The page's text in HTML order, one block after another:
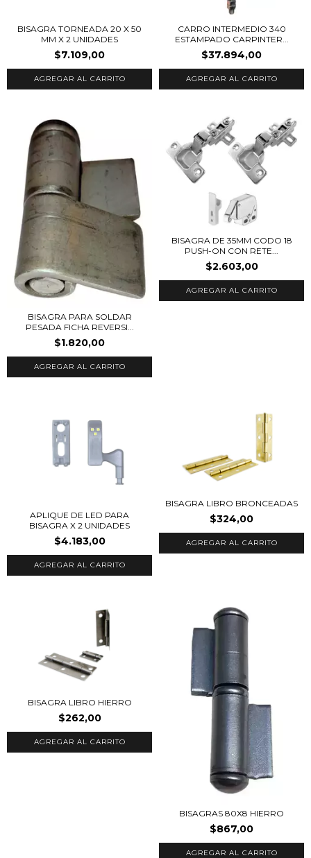
BISAGRA TORNEADA 20 X 50
MM X 2 UNIDADES
$7.109,00
CARRO INTERMEDIO 340
ESTAMPADO CARPINTER...
$37.894,00
BISAGRA PARA SOLDAR
PESADA FICHA REVERSI...
$1.820,00
AGREGAR AL CARRITO
BISAGRA DE 35MM CODO 18
PUSH-ON CON RETE...
$2.603,00
APLIQUE DE LED PARA
BISAGRA X 2 UNIDADES
$4.183,00
BISAGRA LIBRO BRONCEADAS
$324,00
AGREGAR AL CARRITO
BISAGRA LIBRO HIERRO
$262,00
AGREGAR AL CARRITO
BISAGRAS 80X8 HIERRO
$867,00